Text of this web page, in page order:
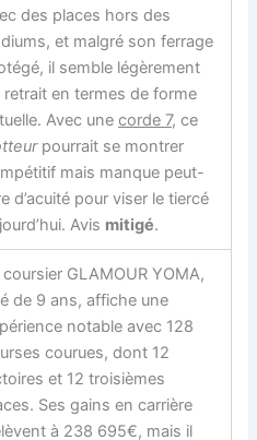
des places hors des
et malgré son ferrage
il semble légèrement
retrait en termes de forme
Avec unecorde 7, ce
pourrait se montrer
mais manque peut-
d’acuité pour viser le tiercé
Avis mitigé.
coursier GLAMOUR YOMA,
de 9 ans, affiche une
notable avec 128
courues, dont 12
et 12 troisièmes
Ses gains en carrière
à 238 695€, mais il